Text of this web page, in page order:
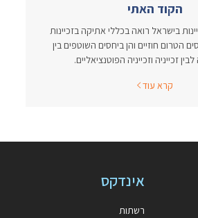
הקוד האתי
בישראל רואה בכללי אתיקה בזכיינות
הטרום חוזיים והן ביחסים השוטפים בין
זכייניה וזכייניה הפוטנציאליים.
קרא עוד
אינדקס
רשתות